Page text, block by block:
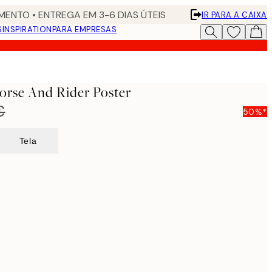
• ENTREGA EM 3-6 DIAS ÚTEIS
IR PARA A CAIXA
INSPIRATIONPARA EMPRESAS
And Rider Poster
50%*
Tela